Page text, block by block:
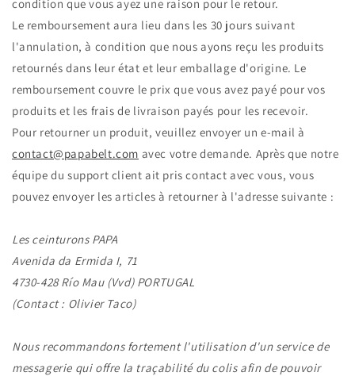
condition que vous ayez une raison pour le retour.
Le remboursement aura lieu dans les 30 jours suivant
l'annulation, à condition que nous ayons reçu les produits
retournés dans leur état et leur emballage d'origine. Le
remboursement couvre le prix que vous avez payé pour vos
produits et les frais de livraison payés pour les recevoir.
Pour retourner un produit, veuillez envoyer un e-mail à
contact@papabelt.com avec votre demande. Après que notre
équipe du support client ait pris contact avec vous, vous
pouvez envoyer les articles à retourner à l'adresse suivante :
Les ceinturons PAPA
Avenida da Ermida I, 71
4730-428 Río Mau (Vvd) PORTUGAL
(Contact : Olivier Taco)
Nous recommandons fortement l'utilisation d'un service de
messagerie qui offre la traçabilité du colis afin de pouvoir